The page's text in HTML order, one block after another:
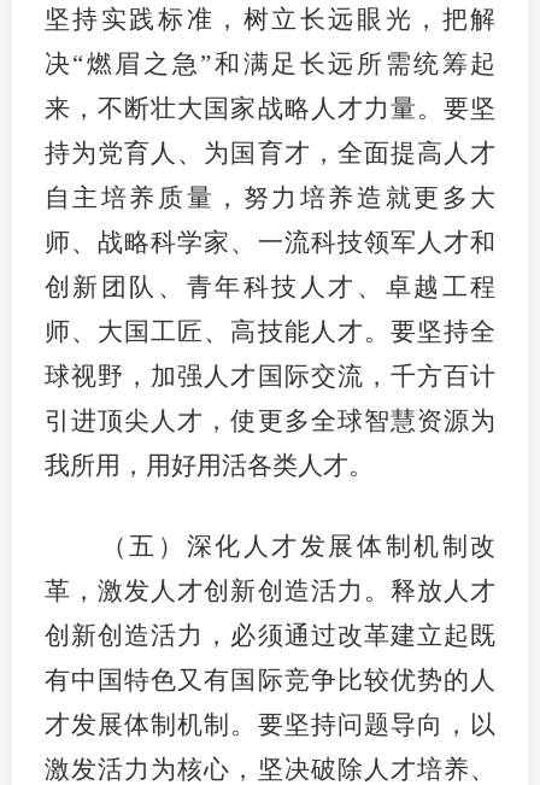
坚持实践标准，树立长远眼光，把解
决“燃眉之急”和满足长远所需统筹起
来，不断壮大国家战略人才力量。要坚
持为党育人、为国育才，全面提高人才
自主培养质量，努力培养造就更多大
师、战略科学家、一流科技领军人才和
创新团队、青年科技人才、卓越工程
师、大国工匠、高技能人才。要坚持全
球视野，加强人才国际交流，千方百计
引进顶尖人才，使更多全球智慧资源为
我所用，用好用活各类人才。
（五）深化人才发展体制机制改
革，激发人才创新创造活力。释放人才
创新创造活力，必须通过改革建立起既
有中国特色又有国际竞争比较优势的人
才发展体制机制。要坚持问题导向，以
激发活力为核心，坚决破除人才培养、